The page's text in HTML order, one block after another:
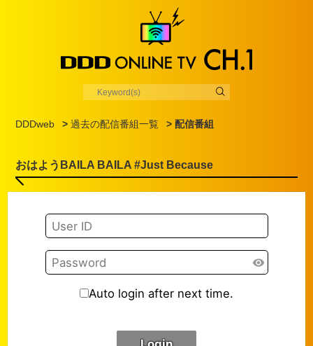
DDDweb >過去の配信番組一覧 > 配信番組
おはようBAILA BAILA #Just Because